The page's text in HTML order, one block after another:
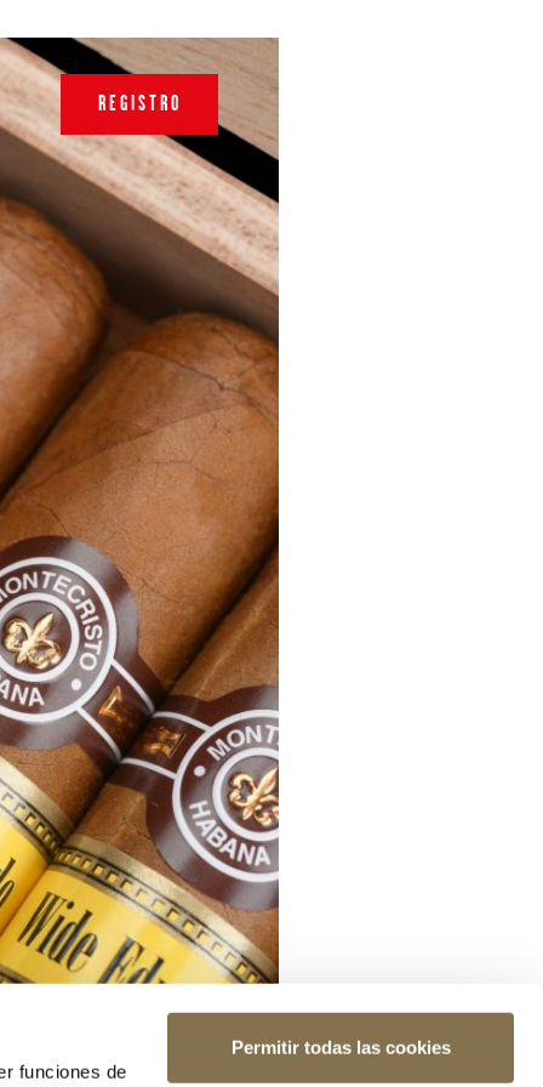
funciones de
Permitir todas las cookies
REGISTRO